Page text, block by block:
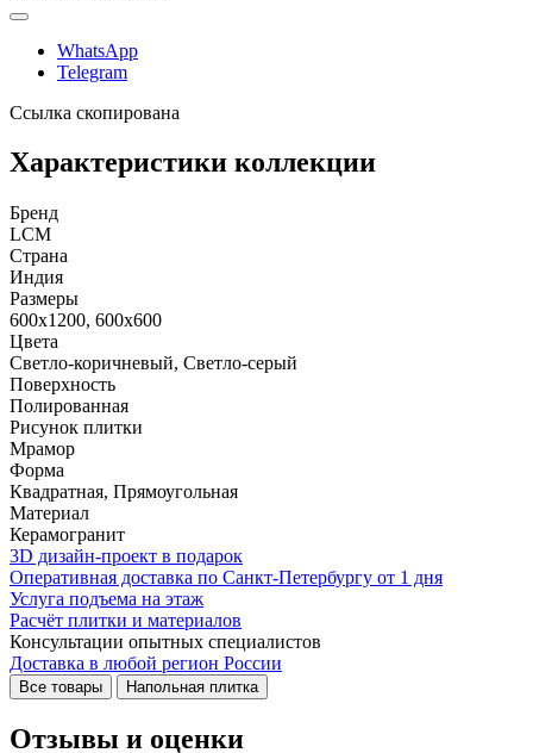
WhatsApp
Telegram
Ссылка скопирована
Характеристики коллекции
Бренд
LCM
Страна
Индия
Размеры
600x1200, 600x600
Цвета
Светло-коричневый, Светло-серый
Поверхность
Полированная
Рисунок плитки
Мрамор
Форма
Квадратная, Прямоугольная
Материал
Керамогранит
3D дизайн-проект в подарок
Оперативная доставка по Санкт-Петербургу от 1 дня
Услуга подъема на этаж
Расчёт плитки и материалов
Консультации опытных специалистов
Доставка в любой регион России
Все товары Напольная плитка
Отзывы и оценки